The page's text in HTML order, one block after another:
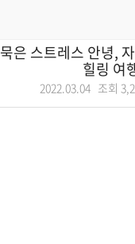
묵은 스트레스 안녕,
힐링 여
2022.03.04 조회